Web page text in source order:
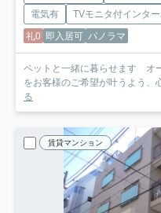
電気有
TVモニタ付インタ
礼0 即入居可 パノラマ
ペットと一緒に暮らせます オ
をお客様のご希望が叶うよう、
る
賃貸マンション